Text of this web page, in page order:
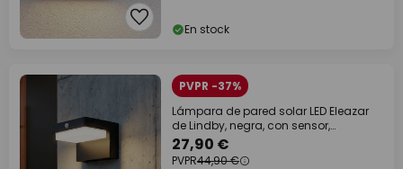
En stock
PVPR -37%
Lámpara de pared solar LED Eleazar
de Lindby, negra, con sensor,
atenuable
27,90 €
PVPR44,90 €